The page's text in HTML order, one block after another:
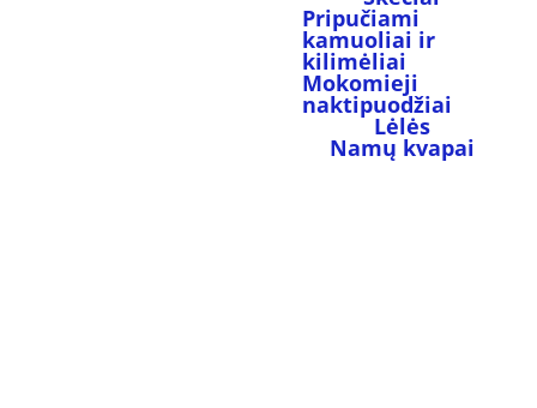
Pripučiami
kamuoliai ir
kilimėliai
Mokomieji
naktipuodžiai
Lėlės
Namų kvapai